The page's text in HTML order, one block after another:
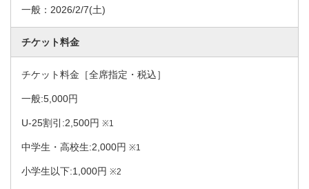
一般： 2026/2/7(土)
チケット料金
チケット料金［全席指定・税込］
一般:5,000円
U-25割引:2,500円 ※1
中学生・高校生:2,000円 ※1
小学生以下:1,000円 ※2